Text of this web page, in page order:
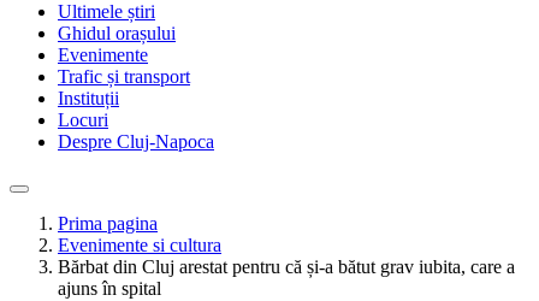
Ultimele știri
Ghidul orașului
Evenimente
Trafic și transport
Instituții
Locuri
Despre Cluj-Napoca
Prima pagina
Evenimente si cultura
Bărbat din Cluj arestat pentru că și-a bătut grav iubita, care a
ajuns în spital